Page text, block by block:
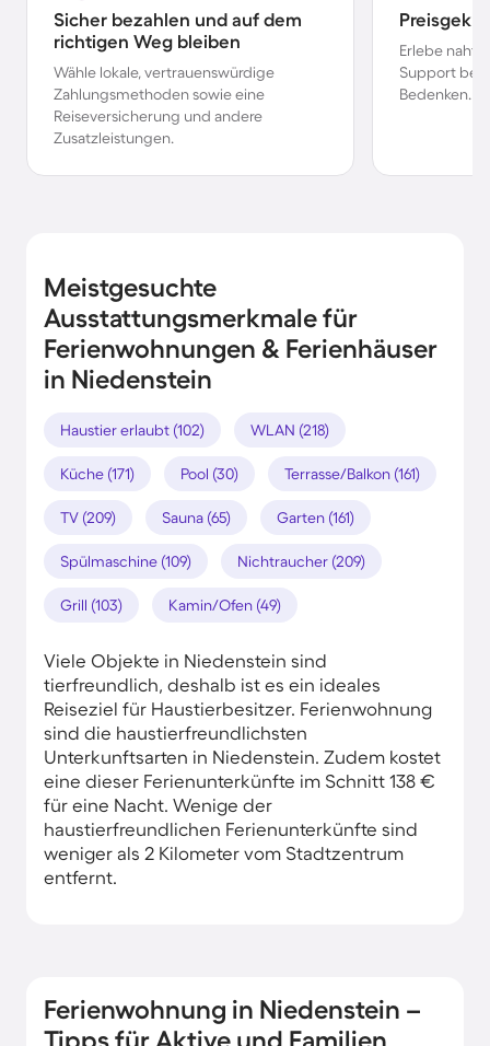
Sicher bezahlen und auf dem
richtigen Weg bleiben
Wähle lokale, vertrauenswürdige
Zahlungsmethoden sowie eine
Reiseversicherung und andere
Zusatzleistungen.
Erlebe
Support bei
Bedenken.
Meistgesuchte
Ausstattungsmerkmale für
Ferienwohnungen & Ferienhäuser
in Niedenstein
Haustier erlaubt (102) WLAN (218)
Küche (171) Pool (30) Terrasse/Balkon (161)
TV (209) Sauna (65) Garten (161)
Spülmaschine (109) Nichtraucher (209)
Grill (103) Kamin/Ofen (49)
Viele Objekte in Niedenstein sind
tierfreundlich, deshalb ist es ein ideales
Reiseziel für Haustierbesitzer. Ferienwohnung
sind die haustierfreundlichsten
Unterkunftsarten in Niedenstein. Zudem kostet
eine dieser Ferienunterkünfte im Schnitt 138 €
für eine Nacht. Wenige der
haustierfreundlichen Ferienunterkünfte sind
weniger als 2 Kilometer vom Stadtzentrum
entfernt.
Ferienwohnung in Niedenstein –
Tipps für Aktive und Familien